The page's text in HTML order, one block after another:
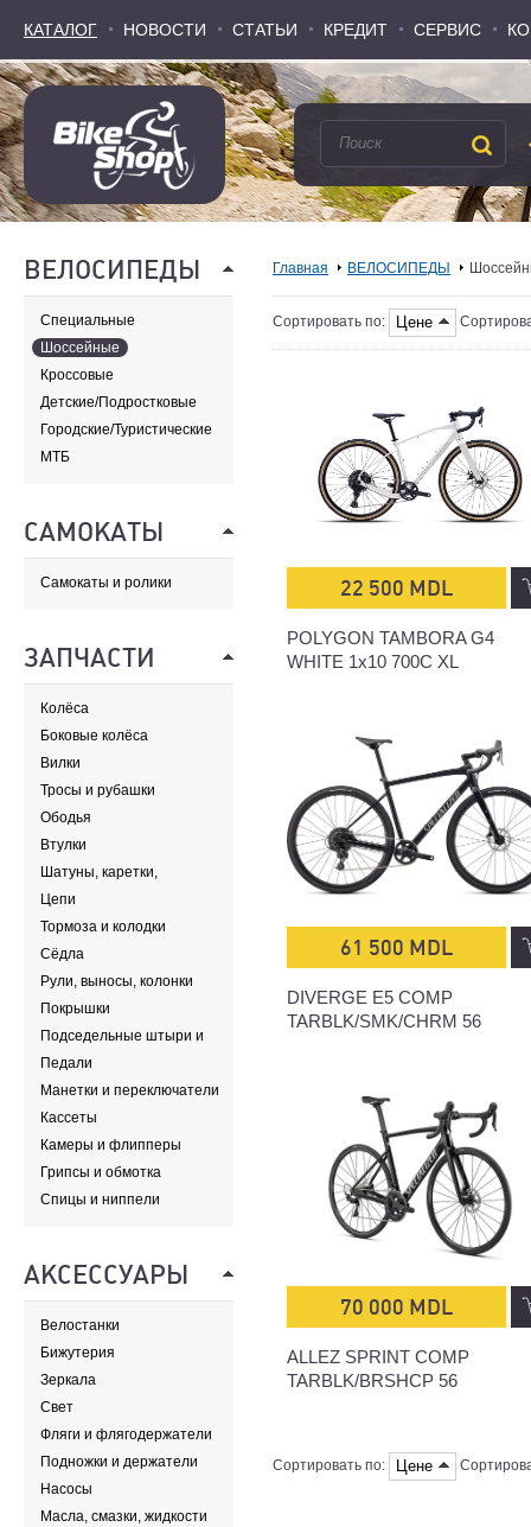
КАТАЛОГ НОВОСТИ СТАТЬИ КРЕДИТ СЕРВИС
КАТАЛОГ НОВОСТИ СТАТЬИ КРЕДИТ СЕРВИС
ВЕЛОСИПЕДЫ
Специальные
Шоссейные
Кроссовые
Детские/Подростковые
Городские/Туристические
МТБ
САМОКАТЫ
Самокаты и ролики
ЗАПЧАСТИ
Колёса
Боковые колёса
Вилки
Тросы и рубашки
Ободья
Втулки
Шатуны, каретки,
передние звезды
Цепи
Тормоза и колодки
Сёдла
Рули, выносы, колонки
Покрышки
Подседельные штыри и
хомуты
Педали
Манетки и переключатели
Кассеты
Камеры и флипперы
Грипсы и обмотка
Спицы и ниппели
АКСЕССУАРЫ
Велостанки
Бижутерия
Зеркала
Свет
Фляги и флягодержатели
Подножки и держатели
Насосы
Масла, смазки, жидкости
Главная ВЕЛОСИПЕДЫ
Сортировать по: Цене
22 500 MDL
POLYGON TAMBORA G4
WHITE 1x10 700C XL
61 500 MDL
DIVERGE E5 COMP
TARBLK/SMK/CHRM 56
70 000 MDL
ALLEZ SPRINT COMP
TARBLK/BRSHCP 56
Сортировать по: Цене